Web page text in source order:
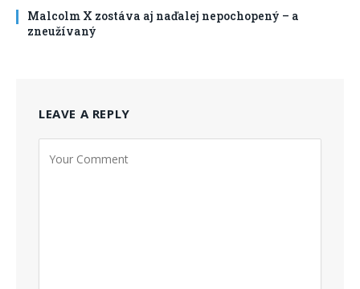
Malcolm X zostáva aj naďalej nepochopený – a
zneužívaný
LEAVE A REPLY